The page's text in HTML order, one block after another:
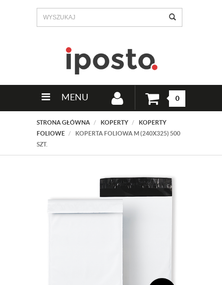
MENU 0
STRONA GŁÓWNA KOPERTY
KOPERTY
FOLIOWE
KOPERTA FOLIOWA M (240X325) 500
SZT.